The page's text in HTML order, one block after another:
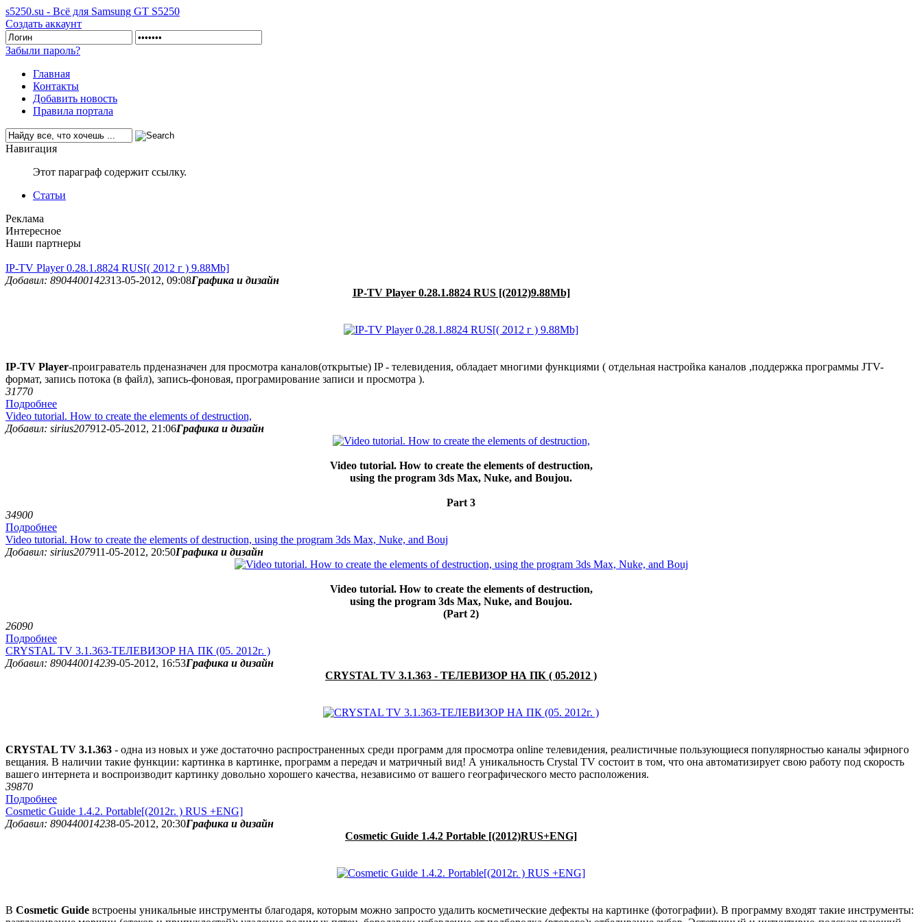
s5250.su - Всё для Samsung GT S5250
Создать аккаунт
Забыли пароль?
Главная
Контакты
Добавить новость
Правила портала
Навигация
Этот параграф содержит ссылку.
Статьи
Реклама
Интересное
Наши партнеры
IP-TV Player 0.28.1.8824 RUS[( 2012 г ) 9.88Mb]
Добавил: 8904400142313-05-2012, 09:08Графика и дизайн
IP-TV Player 0.28.1.8824 RUS [(2012)9.88Mb]
IP-TV Player-проиграватель прденазначен для просмотра каналов(открытые) IP - телевидения, обладает многими функциями ( отдельная настройка каналов ,поддержка программы JTV-
формат, запись потока (в файл), запись-фоновая, програмирование записи и просмотра ).
31770
Подробнее
Video tutorial. How to create the elements of destruction,
Добавил: sirius207912-05-2012, 21:06Графика и дизайн
Video tutorial. How to create the elements of destruction,
using the program 3ds Max, Nuke, and Boujou.
Part 3
34900
Подробнее
Video tutorial. How to create the elements of destruction, using the program 3ds Max, Nuke, and Bouj
Добавил: sirius207911-05-2012, 20:50Графика и дизайн
Video tutorial. How to create the elements of destruction,
using the program 3ds Max, Nuke, and Boujou.
(Part 2)
26090
Подробнее
CRYSTAL TV 3.1.363-ТЕЛЕВИЗОР НА ПК (05. 2012г. )
Добавил: 890440014239-05-2012, 16:53Графика и дизайн
CRYSTAL TV 3.1.363 - ТЕЛЕВИЗОР НА ПК ( 05.2012 )
CRYSTAL TV 3.1.363 - одна из новых и уже достаточно распространенных среди программ для просмотра online телевидения, реалистичные пользующиеся популярностью каналы эфирного
вещания. В наличии такие функции: картинка в картинке, программ а передач и матричный вид! А уникальность Crystal TV состоит в том, что она автоматизирует свою работу под скорость
вашего интернета и воспроизводит картинку довольно хорошего качества, независимо от вашего географического место расположения.
39870
Подробнее
Cosmetic Guide 1.4.2. Portable[(2012г. ) RUS +ENG]
Добавил: 890440014238-05-2012, 20:30Графика и дизайн
Cosmetic Guide 1.4.2 Portable [(2012)RUS+ENG]
В Cosmetic Guide встроены уникальные инструменты благодаря, которым можно запросто удалить косметические дефекты на картинке (фотографии). В программу входят такие инструменты: